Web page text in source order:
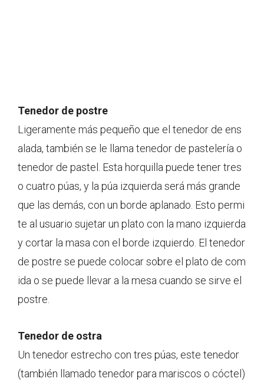
Tenedor de postre
Ligeramente más pequeño que el tenedor de ens
alada, también se le llama tenedor de pastelería o
tenedor de pastel. Esta horquilla puede tener tres
o cuatro púas, y la púa izquierda será más grande
que las demás, con un borde aplanado. Esto permi
te al usuario sujetar un plato con la mano izquierda
y cortar la masa con el borde izquierdo. El tenedor
de postre se puede colocar sobre el plato de com
ida o se puede llevar a la mesa cuando se sirve el
postre.
Tenedor de ostra
Un tenedor estrecho con tres púas, este tenedor
(también llamado tenedor para mariscos o cóctel)